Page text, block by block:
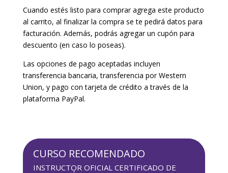
Cuando estés listo para comprar agrega este producto
al carrito, al finalizar la compra se te pedirá datos para
facturación. Además, podrás agregar un cupón para
descuento (en caso lo poseas).
Las opciones de pago aceptadas incluyen
transferencia bancaria, transferencia por Western
Union, y pago con tarjeta de crédito a través de la
plataforma PayPal.
CURSO RECOMENDADO
INSTRUCTOR OFICIAL CERTIFICADO DE